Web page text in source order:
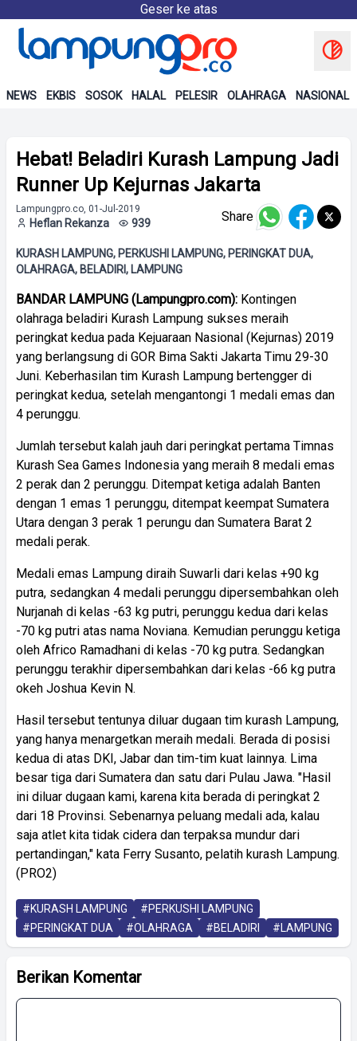
Geser ke atas
NEWS EKBIS SOSOK HALAL PELESIR OLAHRAGA NASIONAL
Hebat! Beladiri Kurash Lampung Jadi
Runner Up Kejurnas Jakarta
Lampungpro.co, 01-Jul-2019
Heflan Rekanza 939 Share
KURASH LAMPUNG, PERKUSHI LAMPUNG, PERINGKAT DUA,
OLAHRAGA, BELADIRI, LAMPUNG
BANDAR LAMPUNG (Lampungpro.com): Kontingen
olahraga beladiri Kurash Lampung sukses meraih
peringkat kedua pada Kejuaraan Nasional (Kejurnas) 2019
yang berlangsung di GOR Bima Sakti Jakarta Timu 29-30
Juni. Keberhasilan tim Kurash Lampung bertengger di
peringkat kedua, setelah mengantongi 1 medali emas dan
4 perunggu.
Jumlah tersebut kalah jauh dari peringkat pertama Timnas
Kurash Sea Games Indonesia yang meraih 8 medali emas
2 perak dan 2 perunggu. Ditempat ketiga adalah Banten
dengan 1 emas 1 perunggu, ditempat keempat Sumatera
Utara dengan 3 perak 1 perungu dan Sumatera Barat 2
medali perak.
Medali emas Lampung diraih Suwarli dari kelas +90 kg
putra, sedangkan 4 medali perunggu dipersembahkan oleh
Nurjanah di kelas -63 kg putri, perunggu kedua dari kelas
-70 kg putri atas nama Noviana. Kemudian perunggu ketiga
oleh Africo Ramadhani di kelas -70 kg putra. Sedangkan
perunggu terakhir dipersembahkan dari kelas -66 kg putra
okeh Joshua Kevin N.
Hasil tersebut tentunya diluar dugaan tim kurash Lampung,
yang hanya menargetkan meraih medali. Berada di posisi
kedua di atas DKI, Jabar dan tim-tim kuat lainnya. Lima
besar tiga dari Sumatera dan satu dari Pulau Jawa. "Hasil
ini diluar dugaan kami, karena kita berada di peringkat 2
dari 18 Provinsi. Sebenarnya peluang medali ada, kalau
saja atlet kita tidak cidera dan terpaksa mundur dari
pertandingan," kata Ferry Susanto, pelatih kurash Lampung.
(PRO2)
#KURASH LAMPUNG
#PERKUSHI LAMPUNG
#PERINGKAT DUA
#OLAHRAGA #BELADIRI #LAMPUNG
Berikan Komentar